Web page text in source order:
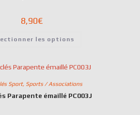
8,90€
les options
Sport, Sports / Associations
Parapente émaillé PC003J